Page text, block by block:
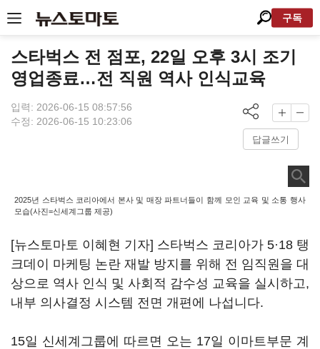
구독
스타벅스 전 점포, 22일 오후 3시 조기
영업종료…전 직원 역사 인식교육
입력: 2026-06-15 08:57:56
수정: 2026-06-15 10:23:06
답글쓰기
2025년 스타벅스 코리아에서 본사 및 매장 파트너들이 함께 모인 교육 및 소통 행사
모습(사진=신세계그룹 제공)
[뉴스토마토 이혜현 기자] 스타벅스 코리아가 5·18 탱
크데이 마케팅 논란 재발 방지를 위해 전 임직원을 대
상으로 역사 인식 및 사회적 감수성 교육을 실시하고,
내부 의사결정 시스템 전면 개편에 나섭니다.
15일 신세계그룹에 따르면 오는 17일 이마트부문 계